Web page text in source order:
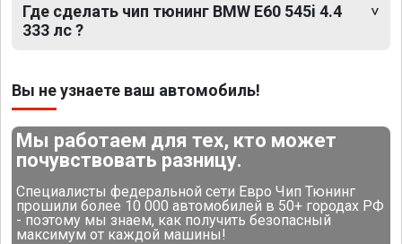
Где сделать чип тюнинг BMW E60 545i 4.4
333 лс ?
Вы не узнаете ваш автомобиль!
Мы работаем для тех, кто может
почувствовать разницу.
Специалисты федеральной сети Евро Чип Тюнинг
прошили более 10 000 автомобилей в 50+ городах РФ
- поэтому мы знаем, как получить безопасный
максимум от каждой машины!